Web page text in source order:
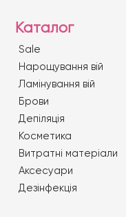
Каталог
Sale
Нарощування вій
Ламінування вій
Брови
Депіляція
Косметика
Витратні матеріали
Аксесуари
Дезінфекція